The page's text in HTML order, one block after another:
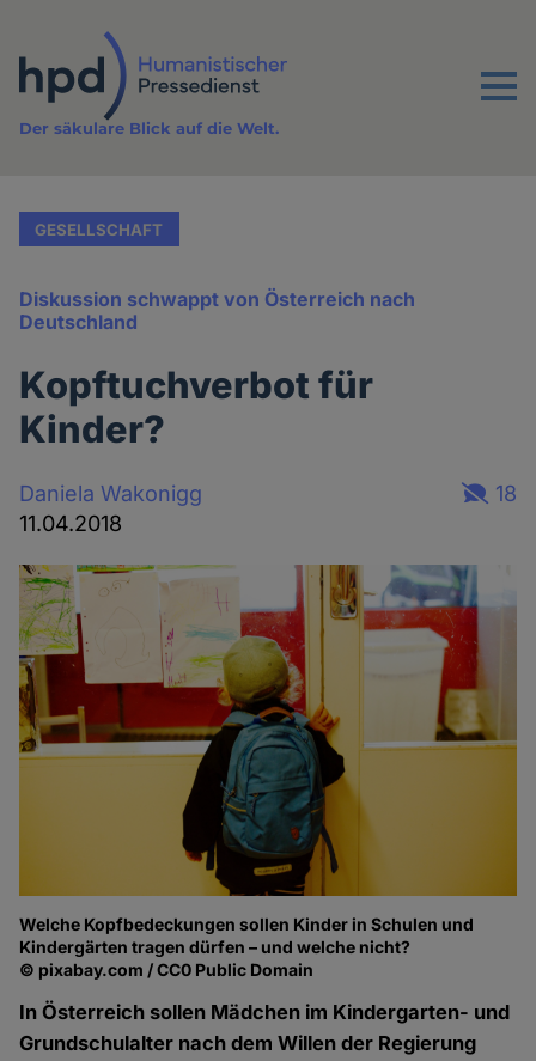
Inhalt
Menu
Der säkulare Blick auf die Welt.
GESELLSCHAFT
Diskussion schwappt von Österreich nach
Deutschland
Kopftuchverbot für
Kinder?
Daniela Wakonigg
11.04.2018
18
Welche Kopfbedeckungen sollen Kinder in Schulen und
Kindergärten tragen dürfen – und welche nicht?
© pixabay.com / CC0 Public Domain
In Österreich sollen Mädchen im Kindergarten- und
Grundschulalter nach dem Willen der Regierung